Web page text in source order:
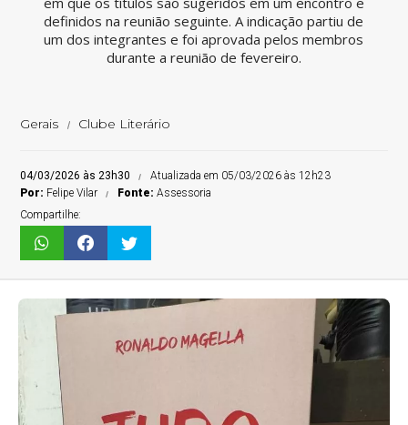
definidos na reunião seguinte. A indicação partiu de
um dos integrantes e foi aprovada pelos membros
durante a reunião de fevereiro.
Gerais Clube Literário
04/03/2026 às 23h30
Atualizada em 05/03/2026 às 12h23
Por: Felipe Vilar Fonte:Assessoria
Compartilhe: